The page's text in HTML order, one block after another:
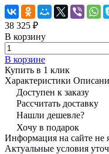
38 325 ₽
В корзину
В корзине
Купить в 1 клик
Характеристики
Доступен к заказу
Рассчитать доставку
Нашли дешевле?
Хочу в подарок
Информация на сайте не
Актуальные условия